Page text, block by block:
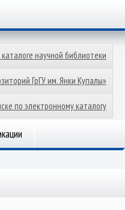
научной библиотеки
ГрГУ им. Янки Купалы»
по электронному каталогу